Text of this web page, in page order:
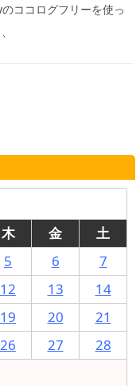
ココログフリーを使っ
木 金
土
5 6
7
12 13
14
19 20
21
26 27
28